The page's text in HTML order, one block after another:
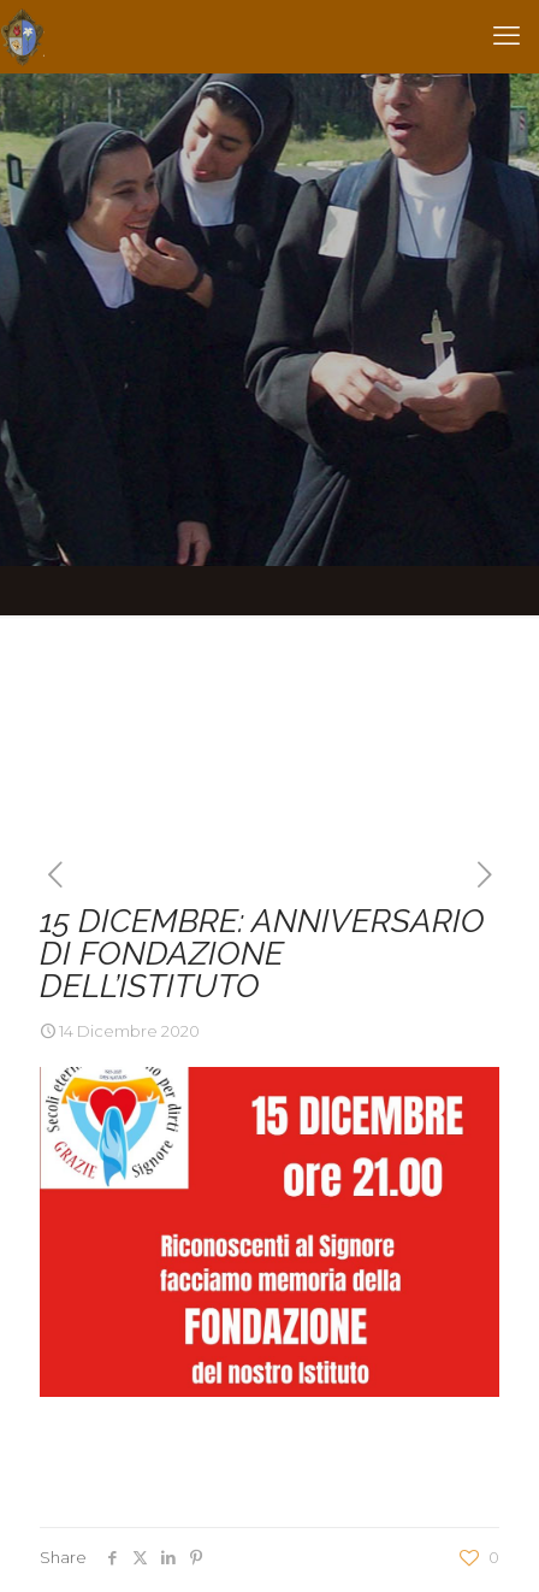
15 DICEMBRE: ANNIVERSARIO
DI FONDAZIONE
DELL’ISTITUTO
14 Dicembre 2020
Share 0